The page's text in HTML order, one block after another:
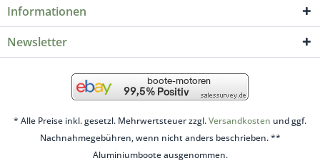
Informationen
Newsletter
* Alle Preise inkl. gesetzl. Mehrwertsteuer zzgl.Versandkosten und ggf.
Nachnahmegebühren, wenn nicht anders beschrieben. **
Aluminiumboote ausgenommen.